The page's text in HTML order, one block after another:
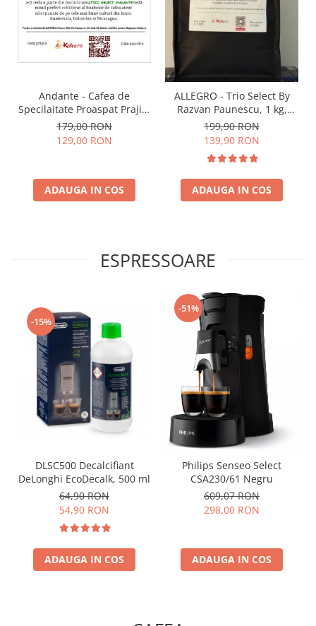
Andante - Cafea de
Specilaitate Proaspat Prajita
TRIO SELECT by Răzvan
Păunescu, blend 100%
179,00 RON
129,00 RON
ADAUGA IN COS
ALLEGRO - Trio Select By
Razvan Paunescu, 1 kg,
100% Arabica, (Columbia,
Guatemala, Etiopia)
199,90 RON
139,90 RON
ADAUGA IN COS
ESPRESSOARE
-15%
DLSC500 Decalcifiant
DeLonghi EcoDecalk, 500 ml
64,90 RON
54,90 RON
ADAUGA IN COS
-51%
Philips Senseo Select
CSA230/61 Negru
609,07 RON
298,00 RON
ADAUGA IN COS